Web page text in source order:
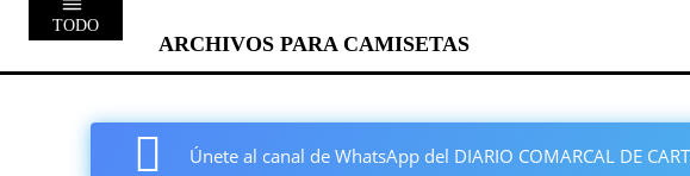
TODO
ARCHIVOS PARA CAMISETAS
Únete al canal de WhatsApp del DIARIO COMARCAL DE